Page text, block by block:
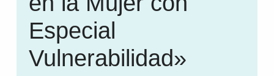
Especial
Vulnerabilidad»